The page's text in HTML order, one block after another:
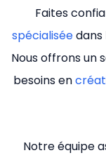
Faites
spécialiséedans
Nous offrons un
besoins en
Notre équipe